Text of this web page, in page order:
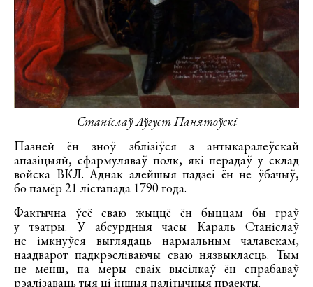
Станіслаў Аўгуст Панятоўскі
Пазней ён зноў зблізіўся з антыкаралеўскай
апазіцыяй, сфармуляваў полк, які перадаў у склад
войска ВКЛ. Аднак алейшыя падзеі ён не ўбачыў,
бо памёр 21 лістапада 1790 года.
Фактычна ўсё сваю жыццё ён быццам бы граў
у тэатры. У абсурдныя часы Караль Станіслаў
не імкнуўся выглядаць нармальным чалавекам,
наадварот падкрэсліваючы сваю нязвыкласць. Тым
не менш, па меры сваіх высілкаў ён спрабаваў
рэалізаваць тыя ці іншыя палітычныя праекты.